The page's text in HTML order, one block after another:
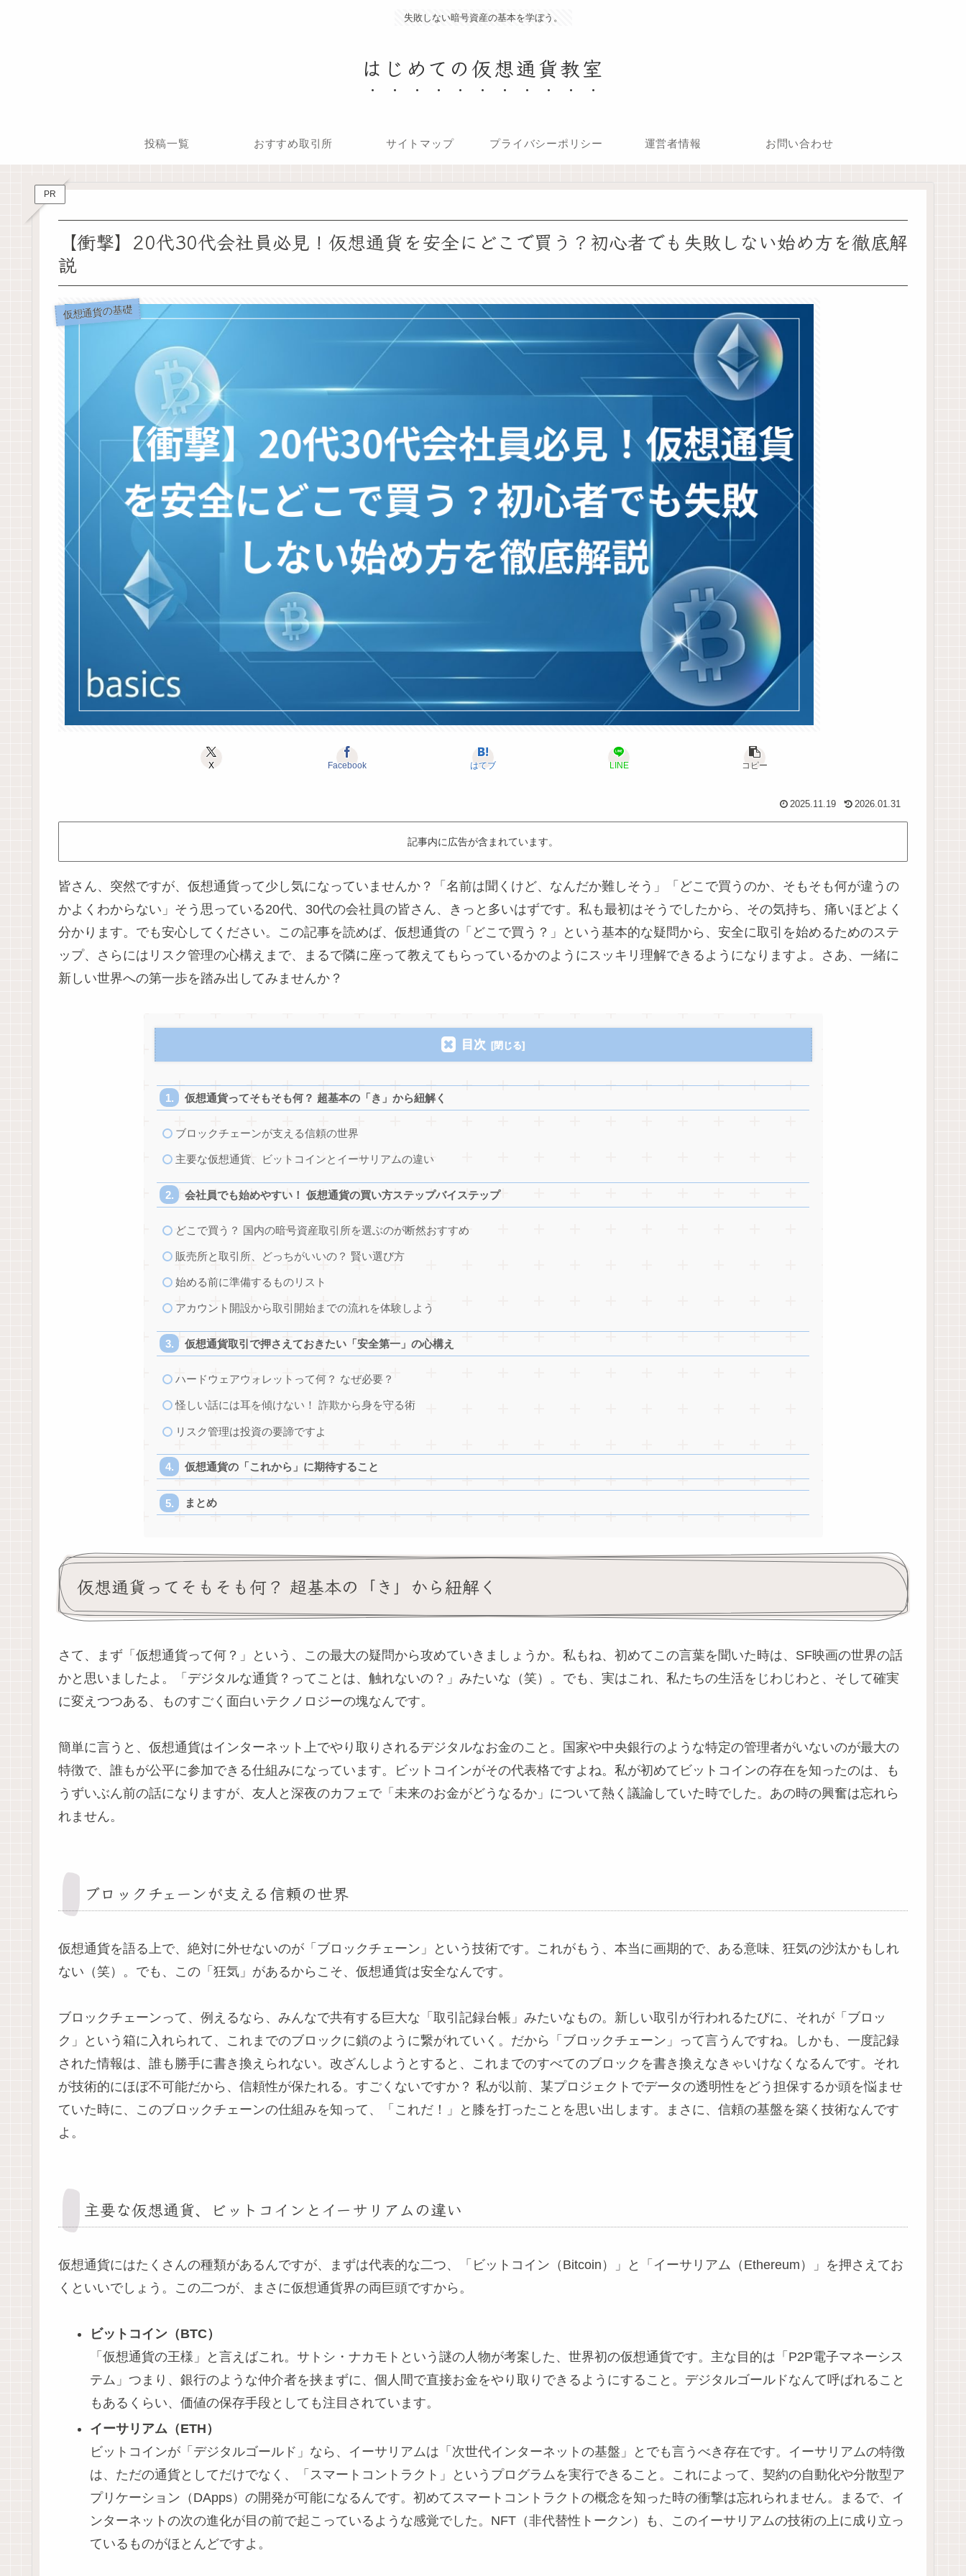
失敗しない暗号資産の基本を学ぼう。
はじめての仮想通貨教室
投稿一覧 おすすめ取引所 サイトマップ プライバシーポリシー 運営者情報 お問い合わせ
PR
【衝撃】20代30代会社員必見！仮想通貨を安全にどこで買う？初心者でも失敗しない始め方を徹底解
説
仮想通貨の基礎
X Facebook はてブ LINE コピー
2025.11.19 2026.01.31
記事内に広告が含まれています。
皆さん、突然ですが、仮想通貨って少し気になっていませんか？「名前は聞くけど、なんだか難しそう」「どこで買うのか、そもそも何が違うの
かよくわからない」そう思っている20代、30代の会社員の皆さん、きっと多いはずです。私も最初はそうでしたから、その気持ち、痛いほどよく
分かります。でも安心してください。この記事を読めば、仮想通貨の「どこで買う？」という基本的な疑問から、安全に取引を始めるためのステ
ップ、さらにはリスク管理の心構えまで、まるで隣に座って教えてもらっているかのようにスッキリ理解できるようになりますよ。さあ、一緒に
新しい世界への第一歩を踏み出してみませんか？
目次
仮想通貨ってそもそも何？ 超基本の「き」から紐解く
ブロックチェーンが支える信頼の世界
主要な仮想通貨、ビットコインとイーサリアムの違い
会社員でも始めやすい！ 仮想通貨の買い方ステップバイステップ
どこで買う？ 国内の暗号資産取引所を選ぶのが断然おすすめ
販売所と取引所、どっちがいいの？ 賢い選び方
始める前に準備するものリスト
アカウント開設から取引開始までの流れを体験しよう
仮想通貨取引で押さえておきたい「安全第一」の心構え
ハードウェアウォレットって何？ なぜ必要？
怪しい話には耳を傾けない！ 詐欺から身を守る術
リスク管理は投資の要諦ですよ
仮想通貨の「これから」に期待すること
まとめ
仮想通貨ってそもそも何？ 超基本の「き」から紐解く
さて、まず「仮想通貨って何？」という、この最大の疑問から攻めていきましょうか。私もね、初めてこの言葉を聞いた時は、SF映画の世界の話
かと思いましたよ。「デジタルな通貨？ってことは、触れないの？」みたいな（笑）。でも、実はこれ、私たちの生活をじわじわと、そして確実
に変えつつある、ものすごく面白いテクノロジーの塊なんです。
簡単に言うと、仮想通貨はインターネット上でやり取りされるデジタルなお金のこと。国家や中央銀行のような特定の管理者がいないのが最大の
特徴で、誰もが公平に参加できる仕組みになっています。ビットコインがその代表格ですよね。私が初めてビットコインの存在を知ったのは、も
うずいぶん前の話になりますが、友人と深夜のカフェで「未来のお金がどうなるか」について熱く議論していた時でした。あの時の興奮は忘れら
れません。
ブロックチェーンが支える信頼の世界
仮想通貨を語る上で、絶対に外せないのが「ブロックチェーン」という技術です。これがもう、本当に画期的で、ある意味、狂気の沙汰かもしれ
ない（笑）。でも、この「狂気」があるからこそ、仮想通貨は安全なんです。
ブロックチェーンって、例えるなら、みんなで共有する巨大な「取引記録台帳」みたいなもの。新しい取引が行われるたびに、それが「ブロッ
ク」という箱に入れられて、これまでのブロックに鎖のように繋がれていく。だから「ブロックチェーン」って言うんですね。しかも、一度記録
された情報は、誰も勝手に書き換えられない。改ざんしようとすると、これまでのすべてのブロックを書き換えなきゃいけなくなるんです。それ
が技術的にほぼ不可能だから、信頼性が保たれる。すごくないですか？ 私が以前、某プロジェクトでデータの透明性をどう担保するか頭を悩ませ
ていた時に、このブロックチェーンの仕組みを知って、「これだ！」と膝を打ったことを思い出します。まさに、信頼の基盤を築く技術なんです
よ。
主要な仮想通貨、ビットコインとイーサリアムの違い
仮想通貨にはたくさんの種類があるんですが、まずは代表的な二つ、「ビットコイン（Bitcoin）」と「イーサリアム（Ethereum）」を押さえてお
くといいでしょう。この二つが、まさに仮想通貨界の両巨頭ですから。
ビットコイン（BTC）
「仮想通貨の王様」と言えばこれ。サトシ・ナカモトという謎の人物が考案した、世界初の仮想通貨です。主な目的は「P2P電子マネーシス
テム」つまり、銀行のような仲介者を挟まずに、個人間で直接お金をやり取りできるようにすること。デジタルゴールドなんて呼ばれること
もあるくらい、価値の保存手段としても注目されています。
イーサリアム（ETH）
ビットコインが「デジタルゴールド」なら、イーサリアムは「次世代インターネットの基盤」とでも言うべき存在です。イーサリアムの特徴
は、ただの通貨としてだけでなく、「スマートコントラクト」というプログラムを実行できること。これによって、契約の自動化や分散型ア
プリケーション（DApps）の開発が可能になるんです。初めてスマートコントラクトの概念を知った時の衝撃は忘れられません。まるで、イ
ンターネットの次の進化が目の前で起こっているような感覚でした。NFT（非代替性トークン）も、このイーサリアムの技術の上に成り立っ
ているものがほとんどですよ。